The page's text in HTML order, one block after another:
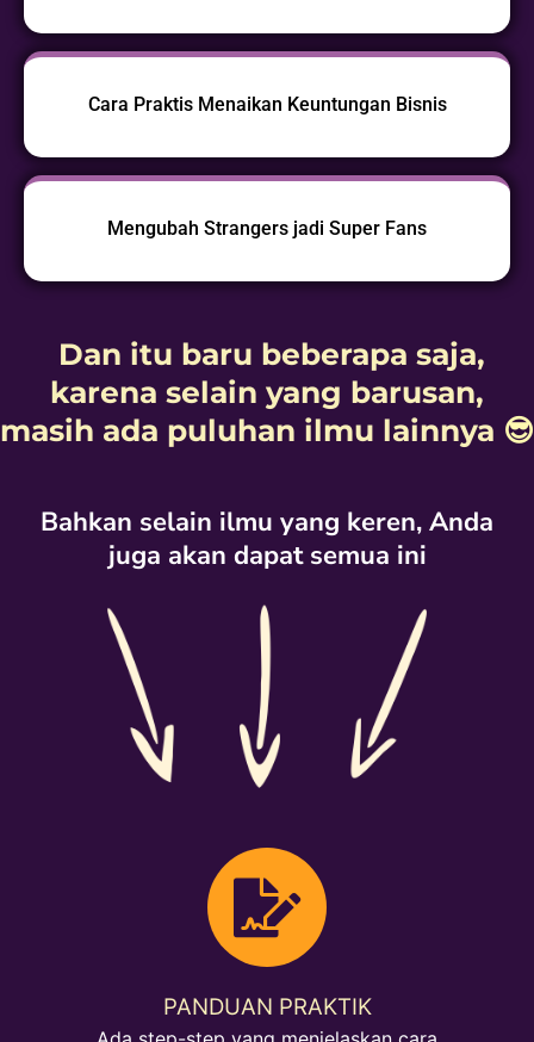
Cara Praktis Menaikan Keuntungan Bisnis
Mengubah Strangers jadi Super Fans
Dan itu baru beberapa saja,
karena selain yang barusan,
masih ada puluhan ilmu lainnya 😎
Bahkan selain ilmu yang keren, Anda
juga akan dapat semua ini
PANDUAN PRAKTIK